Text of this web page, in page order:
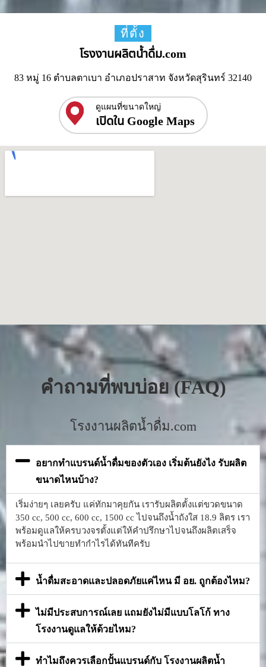
ที่ตั้ง
โรงงานผลิตน้ำดื่ม.com
83 หมู่ 16 ตำบลตาเบา อำเภอปราสาท จังหวัดสุรินทร์ 32140
ดูแผนที่ขนาดใหญ่
เปิดใน Google Maps
คำถามที่พบบ่อย (FAQ)
โรงงานผลิตน้ำดื่ม.com
อยากทำแบรนด์น้ำดื่มของตัวเอง เริ่มต้นยังไง รับผลิต
ขนาดไหนบ้าง?
เริ่มง่ายๆ เลยครับ แค่ทักมาคุยกัน เรารับผลิตตั้งแต่ขวดขนาด
350 cc, 500 cc, 600 cc, 1500 cc ไปจนถึงน้ำถังใส 18.9 ลิตร เรา
พร้อมดูแลให้ครบวงจรตั้งแต่ให้คำปรึกษาไปจนถึงผลิตเสร็จ
พร้อมนำไปขายทำกำไรได้ทันทีครับ
น้ำดื่มสะอาดและปลอดภัยแค่ไหน มี อย. ถูกต้องไหม?
ไม่มีประสบการณ์เลย แถมยังไม่มีแบบโลโก้ ทาง
โรงงานดูแลให้ด้วยไหม?
ทำไมถึงควรเลือกปั้นแบรนด์กับ โรงงานผลิตน้ำ